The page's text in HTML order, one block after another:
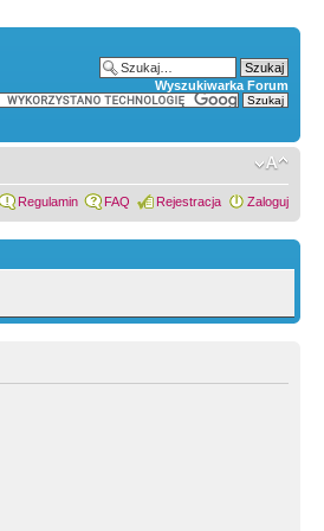
Wyszukiwarka Forum
Regulamin FAQ Rejestracja Zaloguj